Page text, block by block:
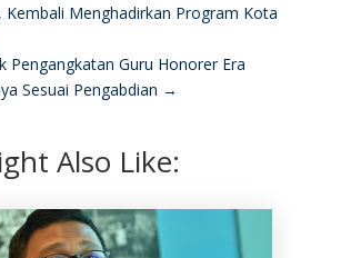
Kembali Menghadirkan Program Kota
Pengangkatan Guru Honorer Era
Sesuai Pengabdian →
Also Like: